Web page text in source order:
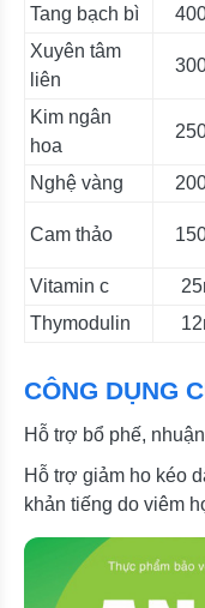
Tang bạch bì
Xuyên tâm
liên
Kim ngân
hoa
Nghệ vàng
Cam thảo
Vitamin c
Thymodulin
CÔNG DỤNG
Hỗ trợ bổ phế,
Hỗ trợ giảm ho kéo
khản tiếng do viêm